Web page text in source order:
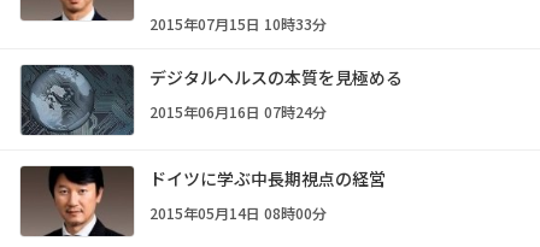
2015年07月15日 10時33分
デジタルヘルスの本質を見極める
2015年06月16日 07時24分
ドイツに学ぶ中長期視点の経営
2015年05月14日 08時00分